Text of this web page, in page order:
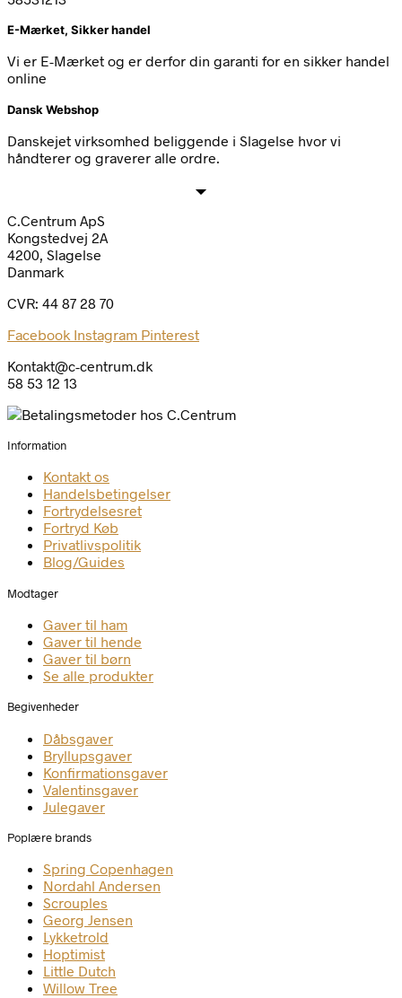
E-Mærket, Sikker handel
Vi er E-Mærket og er derfor din garanti for en sikker handel
online
Dansk Webshop
Danskejet virksomhed beliggende i Slagelse hvor vi
håndterer og graverer alle ordre.
C.Centrum ApS
Kongstedvej 2A
4200, Slagelse
Danmark
CVR: 44 87 28 70
Facebook Instagram Pinterest
Kontakt@c-centrum.dk
58 53 12 13
Information
Kontakt os
Handelsbetingelser
Fortrydelsesret
Fortryd Køb
Privatlivspolitik
Blog/Guides
Modtager
Gaver til ham
Gaver til hende
Gaver til børn
Se alle produkter
Begivenheder
Dåbsgaver
Bryllupsgaver
Konfirmationsgaver
Valentinsgaver
Julegaver
Poplære brands
Spring Copenhagen
Nordahl Andersen
Scrouples
Georg Jensen
Lykketrold
Hoptimist
Little Dutch
Willow Tree